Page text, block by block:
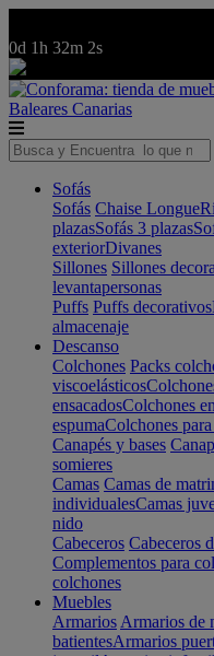
0d 1h 32m 2s
Baleares Canarias
Sofás
Sofás Chaise Longue
plazasSofás 3 plazas
exteriorDivanes
Sillones Sillones
levantapersonas
Puffs Puffs decorativos
almacenaje
Descanso
Colchones Packs
viscoelásticos
ensacadosColchones
espumaColchones
Canapés y bases
somieres
Camas Camas de
individualesCamas
nido
Cabeceros Cabeceros
Complementos para
colchones
Muebles
Armarios Armarios de
batientesArmarios